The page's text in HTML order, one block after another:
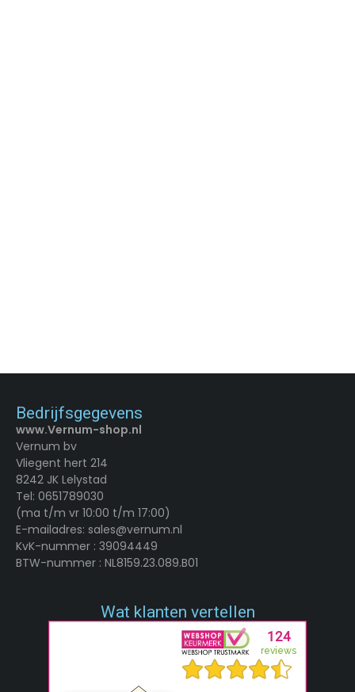
Bedrijfsgegevens
www.Vernum-shop.nl
Vernum bv
Vliegent hert 214
8242 JK Lelystad
Tel: 0651789030
(ma t/m vr 10:00 t/m 17:00)
E-mailadres: sales@vernum.nl
KvK-nummer : 39094449
BTW-nummer : NL8159.23.089.B01
Wat klanten vertellen